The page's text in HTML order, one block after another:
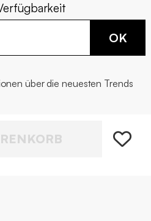
OK
über die neuesten Trends